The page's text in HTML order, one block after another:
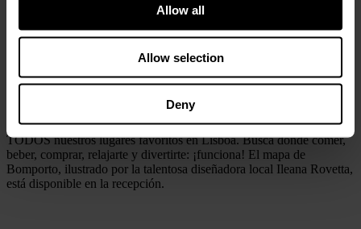
Allow all
Allow selection
Deny
Puede ser complicado orientarse en una nueva ciudad, pero no lo es
tanto como para encontrar grandes atracciones y gemas ocultas,
Para facilitar las cosas, hemos creado nuestra propia guía con
TODOS nuestros lugares favoritos en Lisboa. Busca dónde comer,
beber, comprar, relajarte y divertirte: ¡funciona! El mapa de
Bomporto, ilustrado por la talentosa diseñadora local Ileana Rovetta,
está disponible en la recepción.